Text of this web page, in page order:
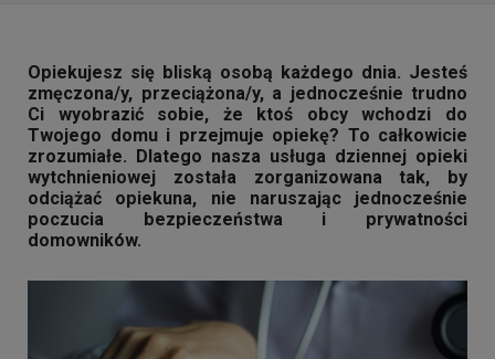
Opiekujesz się bliską osobą każdego dnia. Jesteś
zmęczona/y, przeciążona/y, a jednocześnie trudno
Ci wyobrazić sobie, że ktoś obcy wchodzi do
Twojego domu i przejmuje opiekę? To całkowicie
zrozumiałe. Dlatego nasza usługa dziennej opieki
wytchnieniowej została zorganizowana tak, by
odciążać opiekuna, nie naruszając jednocześnie
poczucia bezpieczeństwa i prywatności
domowników.